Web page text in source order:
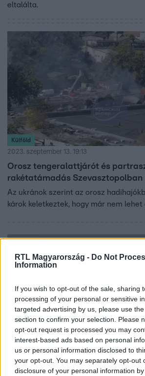
RTL Magyarország - Do Not
Information
If you wish to opt-out of the sale, sharing
processing of your personal or sensitive
targeted advertising by us, please use
section to confirm your selection. Please
opt-out request is processed you may
interest-based ads based on personal
us or personal information disclosed to
your opt-out. You may separately opt-out
disclosure of your personal information
eltalálta.
Külföld
2023. szeptember 13. 19:13
Orosz tengeralattjárót és
rakétatámadás Szevasztopolban
Az ukránok szerint az orosz
károk keletkeztek, hogy már nem
Külföld
2023. június 28. 18:47
India egy rakétahordozó